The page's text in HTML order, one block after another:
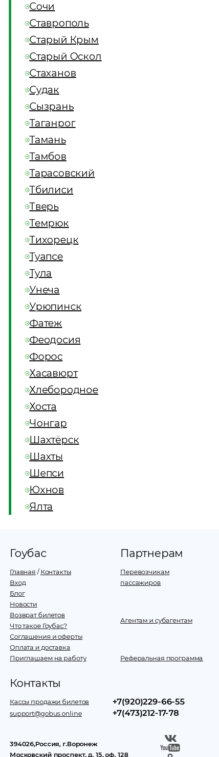
Сочи
Ставрополь
Старый Крым
Старый Оскол
Стаханов
Судак
Сызрань
Таганрог
Тамань
Тамбов
Тарасовский
Тбилиси
Тверь
Темрюк
Тихорецк
Туапсе
Тула
Унеча
Урюпинск
Фатеж
Феодосия
Форос
Хасавюрт
Хлебородное
Хоста
Чонгар
Шахтёрск
Шахты
Шепси
Юхнов
Ялта
Гоубас
Главная /Контакты
Вход
Блог
Новости
Возврат билетов
Что такое Гоубас?
Соглашения и оферты
Оплата и доставка
Приглашаем на работу
Партнерам
Перевозчикам
пассажиров
Агентам и субагентам
Реферальная программа
Контакты
Кассы продажи билетов
support@gobus.online
+7(920)229-66-55
+7(473)212-17-78
394026,Россия, г.Воронеж
Московский проспект, д. 15, оф. 128